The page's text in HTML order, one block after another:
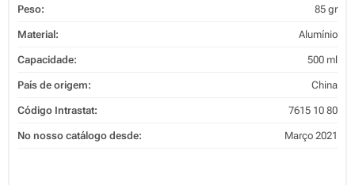
Peso: 85 gr
Material: Alumínio
Capacidade: 500 ml
País de origem: China
Código Intrastat: 7615 10 80
No nosso catálogo desde: Março 2021